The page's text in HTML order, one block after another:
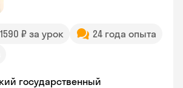
₽ за урок
24 года опыта
государственный